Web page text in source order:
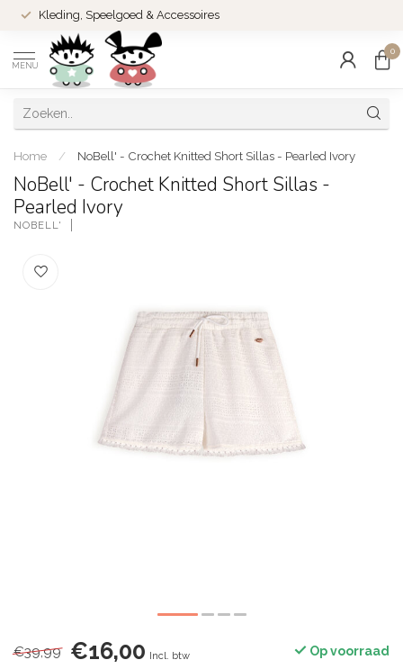
Kleding, Speelgoed & Accessoires
MENU
0
Home / NoBell' - Crochet Knitted Short Sillas - Pearled Ivory
NoBell' - Crochet Knitted Short Sillas -
Pearled Ivory
NOBELL'
€39,99 €16,00 Incl. btw Op voorraad